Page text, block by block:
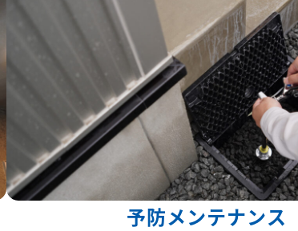
予防メンテナンス